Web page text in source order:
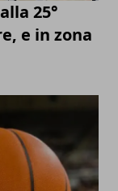
25°
e in zona